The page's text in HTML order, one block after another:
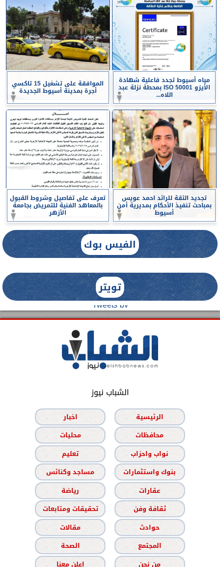
مياه أسيوط تجدد فاعلية شهادة
الأيزو ISO 50001 بمحطة نزلة عبد
اللاه...
الموافقة على تشغيل 15 تاكسي
أجرة بمدينة أسيوط الجديدة
تجديد الثقة للرائد احمد عويس
بمباحث تنفيذ الأحكام بمديرية أمن
أسيوط
تعرف على تفاصيل وشروط القبول
بالمعاهد الفنية للتمريض بجامعة
الأزهر
الفيس بوك
تويتر
Tweets by
الشباب نيوز
الرئيسية
اخبار
محافظات
محليات
نواب واحزاب
تعليم
بنوك واستثمارات
مساجد وكنائس
عقارات
رياضة
ثقافة وفن
تحقيقات ومتابعات
حوادث
مقالات
المجتمع
الصحة
من نحن
اعلن معنا